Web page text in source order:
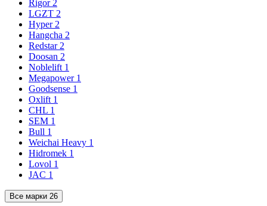
Rigor 2
LGZT 2
Hyper 2
Hangcha 2
Redstar 2
Doosan 2
Noblelift 1
Megapower 1
Goodsense 1
Oxlift 1
CHL 1
SEM 1
Bull 1
Weichai Heavy 1
Hidromek 1
Lovol 1
JAC 1
Все марки 26